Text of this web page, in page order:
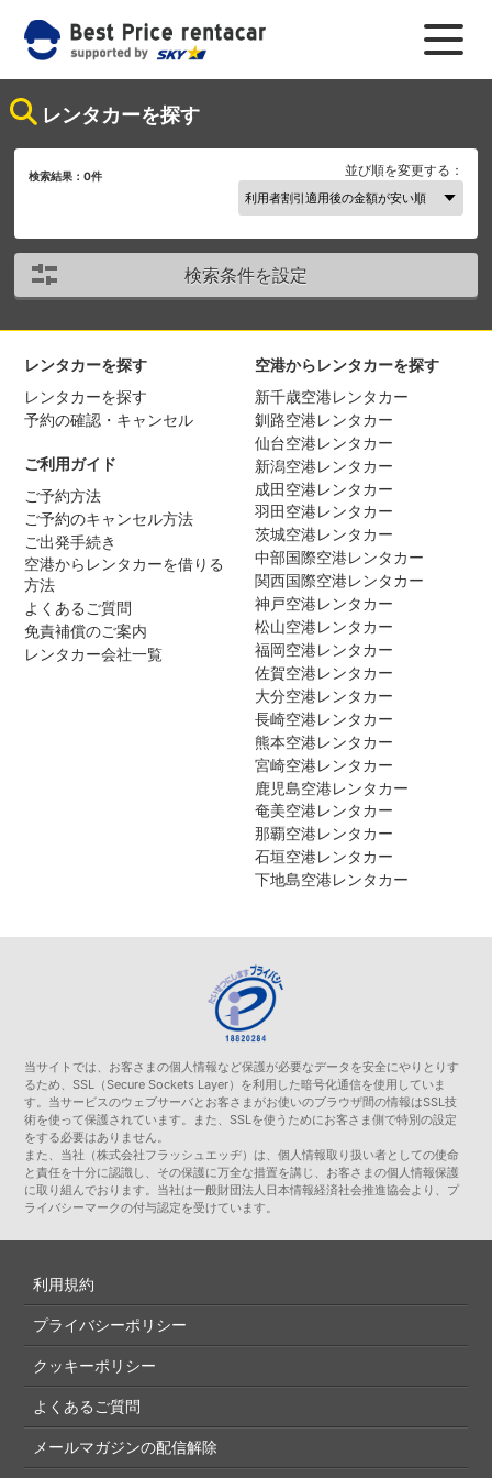
レンタカーを探す
検索結果：0件 並び順を変更する：
検索条件を設定
レンタカーを探す
レンタカーを探す
予約の確認・キャンセル
ご利用ガイド
ご予約方法
ご予約のキャンセル方法
ご出発手続き
空港からレンタカーを借りる
方法
よくあるご質問
免責補償のご案内
レンタカー会社一覧
空港からレンタカーを探す
新千歳空港レンタカー
釧路空港レンタカー
仙台空港レンタカー
新潟空港レンタカー
成田空港レンタカー
羽田空港レンタカー
茨城空港レンタカー
中部国際空港レンタカー
関西国際空港レンタカー
神戸空港レンタカー
松山空港レンタカー
福岡空港レンタカー
佐賀空港レンタカー
大分空港レンタカー
長崎空港レンタカー
熊本空港レンタカー
宮崎空港レンタカー
鹿児島空港レンタカー
奄美空港レンタカー
那覇空港レンタカー
石垣空港レンタカー
下地島空港レンタカー
当サイトでは、お客さまの個人情報など保護が必要なデータを安全にやりとりす
るため、SSL（Secure Sockets Layer）を利用した暗号化通信を使用していま
す。当サービスのウェブサーバとお客さまがお使いのブラウザ間の情報はSSL技
術を使って保護されています。また、SSLを使うためにお客さま側で特別の設定
をする必要はありません。
また、当社（株式会社フラッシュエッヂ）は、個人情報取り扱い者としての使命
と責任を十分に認識し、その保護に万全な措置を講じ、お客さまの個人情報保護
に取り組んでおります。当社は一般財団法人日本情報経済社会推進協会より、プ
ライバシーマークの付与認定を受けています。
利用規約
プライバシーポリシー
クッキーポリシー
よくあるご質問
メールマガジンの配信解除